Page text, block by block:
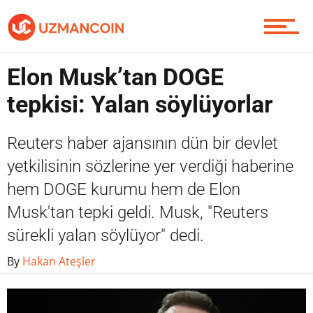
Yazarlardan
Piyasa
Elon Musk’tan DOGE
tepkisi: Yalan söylüyorlar
Reuters haber ajansının dün bir devlet
yetkilisinin sözlerine yer verdiği haberine
hem DOGE kurumu hem de Elon
Musk'tan tepki geldi. Musk, "Reuters
sürekli yalan söylüyor" dedi.
By Hakan Ateşler